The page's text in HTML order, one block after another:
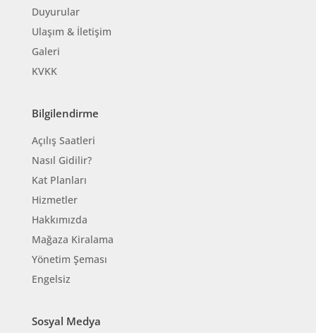
Duyurular
Ulaşım & İletişim
Galeri
KVKK
Bilgilendirme
Açılış Saatleri
Nasıl Gidilir?
Kat Planları
Hizmetler
Hakkımızda
Mağaza Kiralama
Yönetim Şeması
Engelsiz
Sosyal Medya